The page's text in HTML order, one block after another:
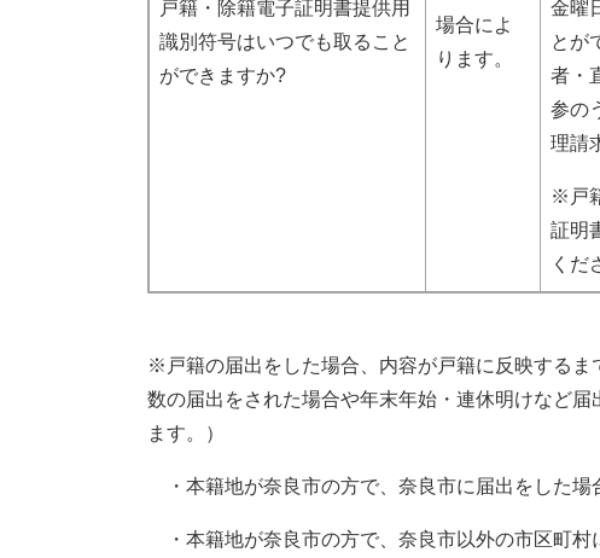
戸籍・除籍電子証明書提供用
識別符号はいつでも取ること
ができますか?
場合によ
ります。
金曜
とが
者・
参の
理請
※戸
証明
くだ
※戸籍の届出をした場合、内容が戸籍に反映する
数の届出をされた場合や年末年始・連休明けなど
ます。​）
・本籍地が奈良市の方で、奈良市に届出をした場
・本籍地が奈良市の方で、奈良市以外の市区町